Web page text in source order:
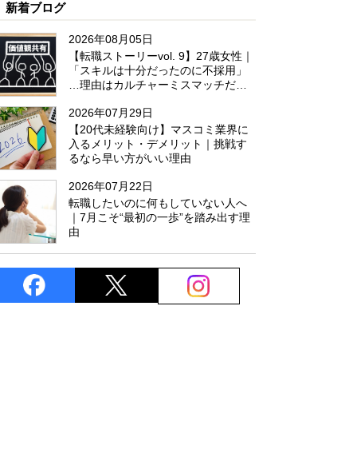
新着ブログ
2026年08月05日
【転職ストーリーvol. 9】27歳女性｜
「スキルは十分だったのに不採用」
…理由はカルチャーミスマッチだっ
2026年07月29日
【20代未経験向け】マスコミ業界に
入るメリット・デメリット｜挑戦す
るなら早い方がいい理由
2026年07月22日
転職したいのに何もしていない人へ
｜7月こそ“最初の一歩”を踏み出す理
由